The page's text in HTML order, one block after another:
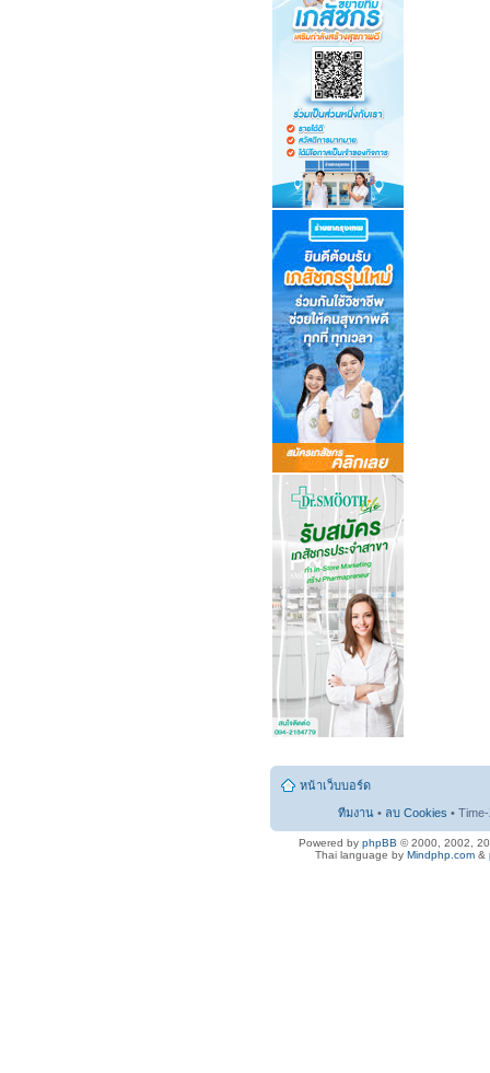
หน้าเว็บบอร์ด
ทีมงาน • ลบ Cookies •
Powered by phpBB © 2000, 2002,
Thai language by Mindphp.com &